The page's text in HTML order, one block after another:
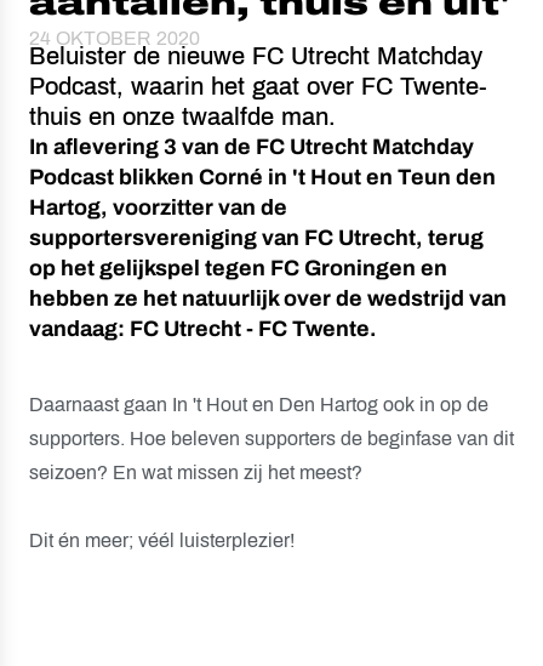
24 OKTOBER 2020
Beluister de nieuwe FC Utrecht Matchday
Podcast, waarin het gaat over FC Twente-
thuis en onze twaalfde man.
In aflevering 3 van de FC Utrecht Matchday
Podcast blikken Corné in 't Hout en Teun den
Hartog, voorzitter van de
supportersvereniging van FC Utrecht, terug
op het gelijkspel tegen FC Groningen en
hebben ze het natuurlijk over de wedstrijd van
vandaag: FC Utrecht - FC Twente.
Daarnaast gaan In 't Hout en Den Hartog ook in op de
supporters. Hoe beleven supporters de beginfase van dit
seizoen? En wat missen zij het meest?
Dit én meer; véél luisterplezier!